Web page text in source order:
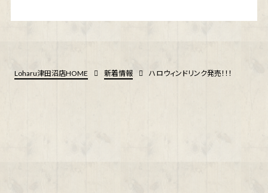
Loharu津田沼店HOME 新着情報 ハロウィンドリンク発売！！！